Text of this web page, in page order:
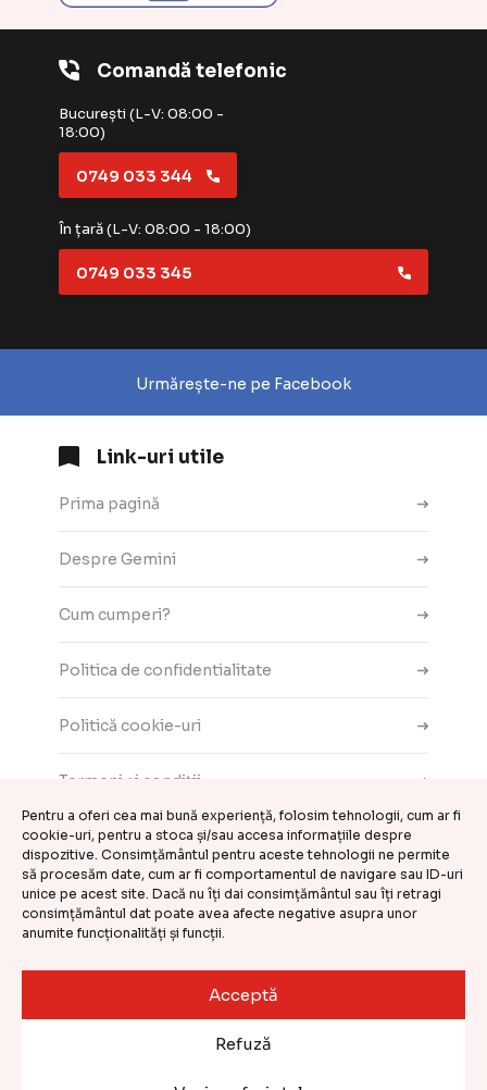
Pentru a oferi cea mai bună experiență, folosim tehnologii, cum ar fi
cookie-uri, pentru a stoca și/sau accesa informațiile despre
dispozitive. Consimțământul pentru aceste tehnologii ne permite
să procesăm date, cum ar fi comportamentul de navigare sau ID-uri
unice pe acest site. Dacă nu îți dai consimțământul sau îți retragi
consimțământul dat poate avea afecte negative asupra unor
anumite funcționalități și funcții.
Acceptă
Refuză
Comandă telefonic
București (L-V: 08:00 -
18:00)
0749 033 344
În țară (L-V: 08:00 - 18:00)
0749 033 345
Urmărește-ne pe Facebook
Link-uri utile
Prima pagină
Despre Gemini
Cum cumperi?
Politica de confidentialitate
Politică cookie-uri
Termeni și condiții
Contact
ANPC
Setări cookie-uri
Website realizat și întreținut deKooperativa